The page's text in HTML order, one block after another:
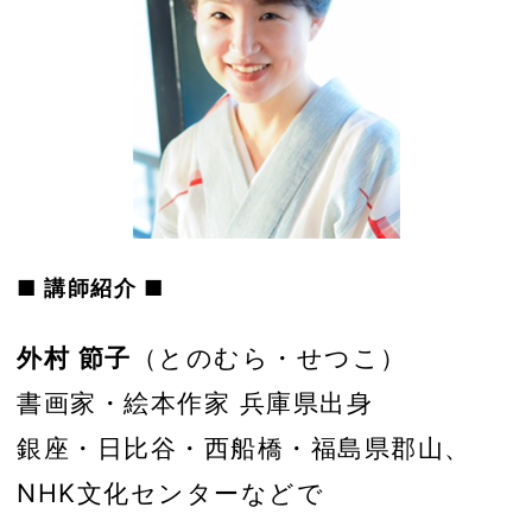
■ 講師紹介 ■
外村 節子 （とのむら・せつこ）
書画家・絵本作家 兵庫県出身
銀座・日比谷・西船橋・福島県郡山、
NHK文化センターなどで